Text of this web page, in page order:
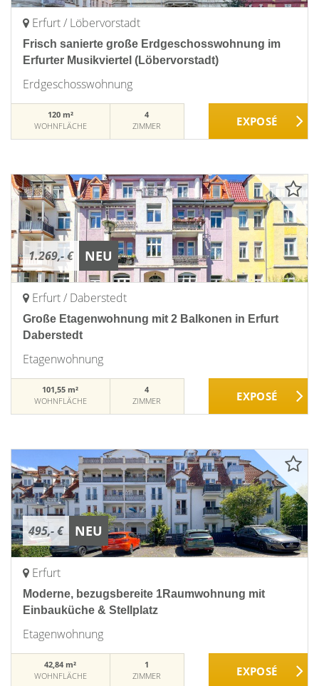
Erfurt / Löbervorstadt
Frisch sanierte große Erdgeschosswohnung im
Erfurter Musikviertel (Löbervorstadt)
Erdgeschosswohnung
120 m²
WOHNFLÄCHE
4
ZIMMER
1.269,- € NEU
Erfurt / Daberstedt
Große Etagenwohnung mit 2 Balkonen in Erfurt
Daberstedt
Etagenwohnung
101,55 m²
WOHNFLÄCHE
4
ZIMMER
495,- € NEU
Erfurt
Moderne, bezugsbereite 1Raumwohnung mit
Einbauküche & Stellplatz
Etagenwohnung
42,84 m²
WOHNFLÄCHE
1
ZIMMER